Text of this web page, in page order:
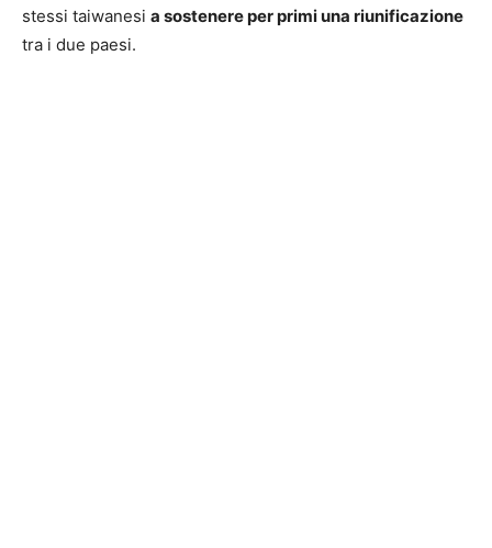
stessi taiwanesi a sostenere per primi una riunificazione
tra i due paesi.